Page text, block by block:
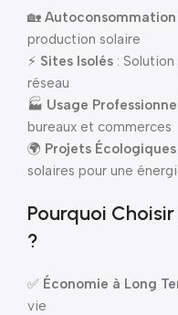
🏡
production solaire
⚡ Sites Isolés :
réseau
🏭 Usage
bureaux et commerces
🌍 Projets Écologiques
solaires pour une
Pourquoi
?
✅ Économie à Long
vie